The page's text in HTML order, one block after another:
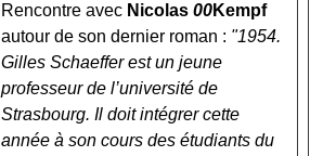
Rencontre avec Nicolas 00Kempf
autour de son dernier roman : "1954.
Gilles Schaeffer est un jeune
professeur de l’université de
Strasbourg. Il doit intégrer cette
année à son cours des étudiants du